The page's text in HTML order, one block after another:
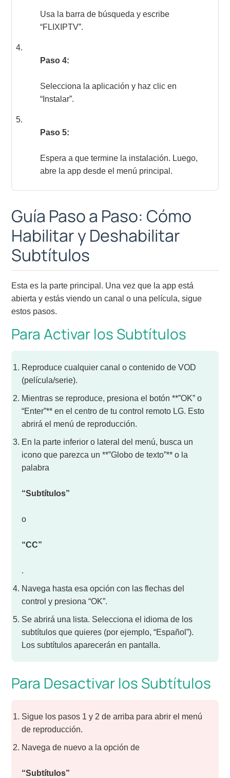
Usa la barra de búsqueda y escribe
“FLIXIPTV”.
Paso 4:
Selecciona la aplicación y haz clic en
“Instalar”.
Paso 5:
Espera a que termine la instalación. Luego,
abre la app desde el menú principal.
Guía Paso a Paso: Cómo
Habilitar y Deshabilitar
Subtítulos
Esta es la parte principal. Una vez que la app está
abierta y estás viendo un canal o una película, sigue
estos pasos.
Para Activar los Subtítulos
Reproduce cualquier canal o contenido de VOD
(película/serie).
Mientras se reproduce, presiona el botón **”OK” o
“Enter”** en el centro de tu control remoto LG. Esto
abrirá el menú de reproducción.
En la parte inferior o lateral del menú, busca un
icono que parezca un **”Globo de texto”** o la
palabra
“Subtítulos”
o
“CC”
.
Navega hasta esa opción con las flechas del
control y presiona “OK”.
Se abrirá una lista. Selecciona el idioma de los
subtítulos que quieres (por ejemplo, “Español”).
Los subtítulos aparecerán en pantalla.
Para Desactivar los Subtítulos
Sigue los pasos 1 y 2 de arriba para abrir el menú
de reproducción.
Navega de nuevo a la opción de
“Subtítulos”